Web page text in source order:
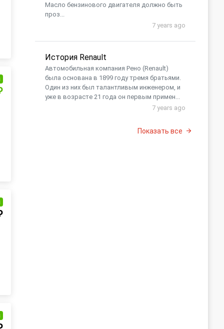
Масло бензинового двигателя должно быть
проз...
7 years ago
История Renault
Автомобильная компания Рено (Renault)
была основана в 1899 году тремя братьями.
Один из них был талантливым инженером, и
уже в возрасте 21 года он первым примен...
7 years ago
Показать все